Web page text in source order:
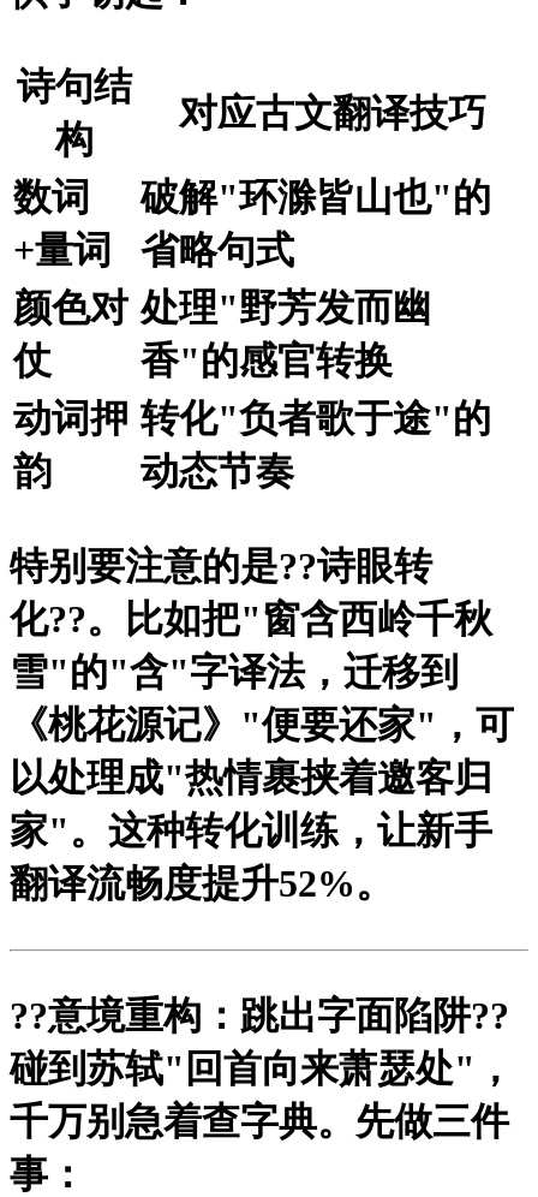
诗句结
构
对应古文翻译技巧
数词
+量词
破解"环滁皆山也"的
省略句式
颜色对
仗
处理"野芳发而幽
香"的感官转换
动词押
韵
转化"负者歌于途"的
动态节奏
特别要注意的是??诗眼转
化??。比如把"窗含西岭千秋
雪"的"含"字译法，迁移到
《桃花源记》"便要还家"，可
以处理成"热情裹挟着邀客归
家"。这种转化训练，让新手
翻译流畅度提升52%。
??意境重构：跳出字面陷阱??
碰到苏轼"回首向来萧瑟处"，
千万别急着查字典。先做三件
事：